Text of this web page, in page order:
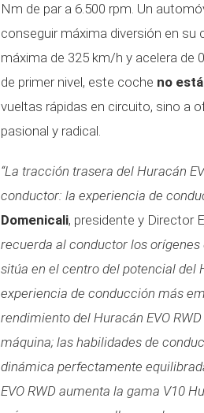
Nm de par a 6.500 rpm. Un
conseguir máxima diversión en su
máxima de 325 km/h y acelera de
de primer nivel, este coche no
vueltas rápidas en circuito, sino a
pasional y radical.
“La tracción trasera del Huracán
conductor: la experiencia de
Domenicali, presidente y Director
recuerda al conductor los
sitúa en el centro del potencial del
experiencia de conducción más
rendimiento del Huracán EVO
máquina; las habilidades de
dinámica perfectamente
EVO RWD aumenta la gama V10